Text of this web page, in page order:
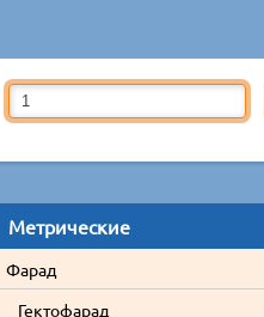
Метрические
Фарад
Гектофарад